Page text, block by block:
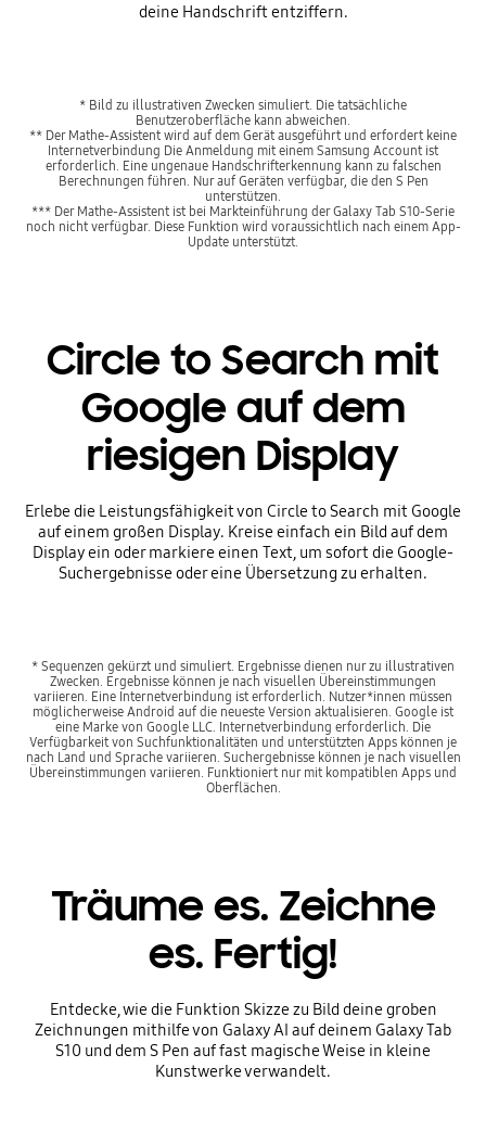
deine Handschrift entziffern.
* Bild zu illustrativen Zwecken simuliert. Die tatsächliche
Benutzeroberfläche kann abweichen.
** Der Mathe-Assistent wird auf dem Gerät ausgeführt und erfordert keine
Internetverbindung Die Anmeldung mit einem Samsung Account ist
erforderlich. Eine ungenaue Handschrifterkennung kann zu falschen
Berechnungen führen. Nur auf Geräten verfügbar, die den S Pen
unterstützen.
*** Der Mathe-Assistent ist bei Markteinführung der Galaxy Tab S10-Serie
noch nicht verfügbar. Diese Funktion wird voraussichtlich nach einem App-
Update unterstützt.
Circle to Search mit
Google auf dem
riesigen Display
Erlebe die Leistungsfähigkeit von Circle to Search mit Google
auf einem großen Display. Kreise einfach ein Bild auf dem
Display ein oder markiere einen Text, um sofort die Google-
Suchergebnisse oder eine Übersetzung zu erhalten.
* Sequenzen gekürzt und simuliert. Ergebnisse dienen nur zu illustrativen
Zwecken. Ergebnisse können je nach visuellen Übereinstimmungen
variieren. Eine Internetverbindung ist erforderlich. Nutzer*innen müssen
möglicherweise Android auf die neueste Version aktualisieren. Google ist
eine Marke von Google LLC. Internetverbindung erforderlich. Die
Verfügbarkeit von Suchfunktionalitäten und unterstützten Apps können je
nach Land und Sprache variieren. Suchergebnisse können je nach visuellen
Übereinstimmungen variieren. Funktioniert nur mit kompatiblen Apps und
Oberflächen.
Träume es. Zeichne
es. Fertig!
Entdecke, wie die Funktion Skizze zu Bild deine groben
Zeichnungen mithilfe von Galaxy AI auf deinem Galaxy Tab
S10 und dem S Pen auf fast magische Weise in kleine
Kunstwerke verwandelt.